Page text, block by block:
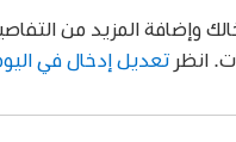
وإضافة المزيد من
انظر تعديل إدخال في